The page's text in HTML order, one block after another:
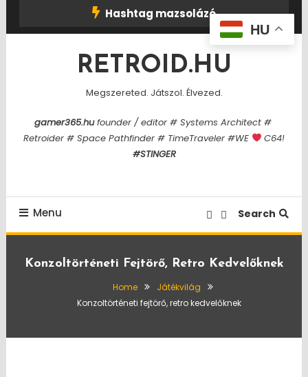
Hashtag mazsolázó
RETROID.HU
Megszereted. Játszol. Élvezed.
gamer365.hufounder / editor # Systems Architect #
Retroider # Space Pathfinder # TimeTraveler #WE
C64!
#STINGER
Menu Search
Konzoltörténeti Fejtörő, Retro Kedvelőknek
Home
Játékvilág
Konzoltörténeti fejtörő, retro kedvelőknek
HU